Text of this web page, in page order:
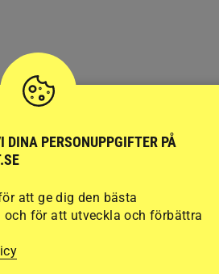
PERSONUPPGIFTER PÅ
att ge dig den bästa
och för att utveckla och förbättra